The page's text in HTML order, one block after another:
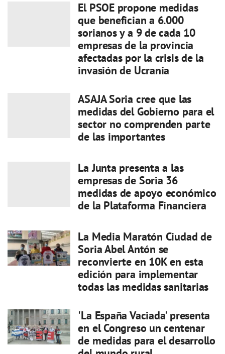
El PSOE propone medidas
que benefician a 6.000
sorianos y a 9 de cada 10
empresas de la provincia
afectadas por la crisis de la
invasión de Ucrania
ASAJA Soria cree que las
medidas del Gobierno para el
sector no comprenden parte
de las importantes
La Junta presenta a las
empresas de Soria 36
medidas de apoyo económico
de la Plataforma Financiera
La Media Maratón Ciudad de
Soria Abel Antón se
reconvierte en 10K en esta
edición para implementar
todas las medidas sanitarias
'La España Vaciada' presenta
en el Congreso un centenar
de medidas para el desarrollo